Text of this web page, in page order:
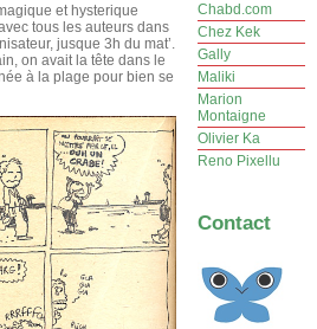
et hysterique
tous les auteurs dans
jusque 3h du mat’.
on avait la tête dans le
à la plage pour bien se
Chabd.com
Chez Kek
Gally
Maliki
Marion
Montaigne
Olivier Ka
Reno Pixellu
Contact